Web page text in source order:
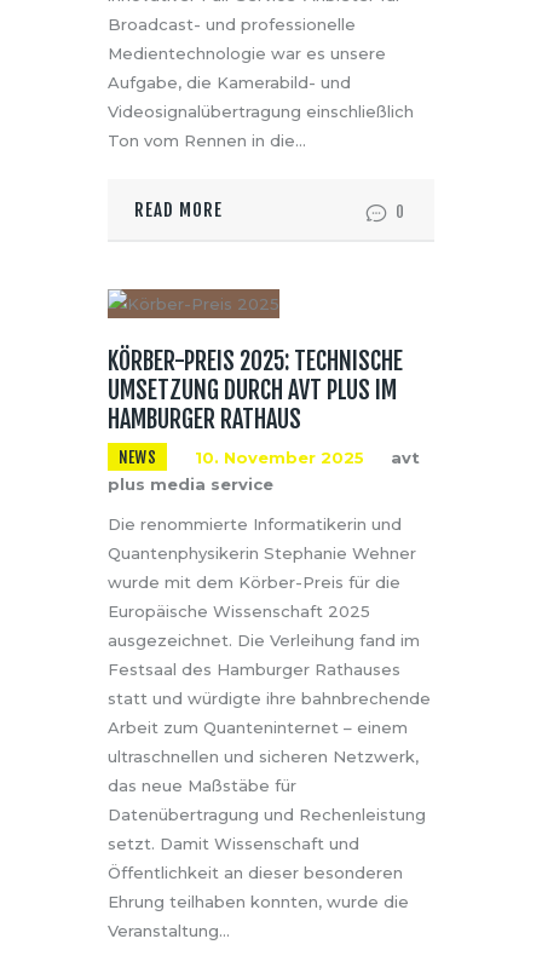
Broadcast- und professionelle
Medientechnologie war es unsere
Aufgabe, die Kamerabild- und
Videosignalübertragung einschließlich
Ton vom Rennen in die…
READ MORE 0
KÖRBER-PREIS 2025: TECHNISCHE
UMSETZUNG DURCH AVT PLUS IM
HAMBURGER RATHAUS
NEWS 10. November 2025
avt
plus media service
Die renommierte Informatikerin und
Quantenphysikerin Stephanie Wehner
wurde mit dem Körber-Preis für die
Europäische Wissenschaft 2025
ausgezeichnet. Die Verleihung fand im
Festsaal des Hamburger Rathauses
statt und würdigte ihre bahnbrechende
Arbeit zum Quanteninternet – einem
ultraschnellen und sicheren Netzwerk,
das neue Maßstäbe für
Datenübertragung und Rechenleistung
setzt. Damit Wissenschaft und
Öffentlichkeit an dieser besonderen
Ehrung teilhaben konnten, wurde die
Veranstaltung…